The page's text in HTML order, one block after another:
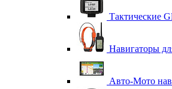
Тактические
Навигаторы
Авто-Мото